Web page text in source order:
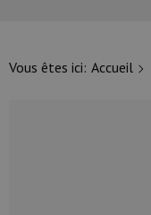
Vous êtes ici: Accueil